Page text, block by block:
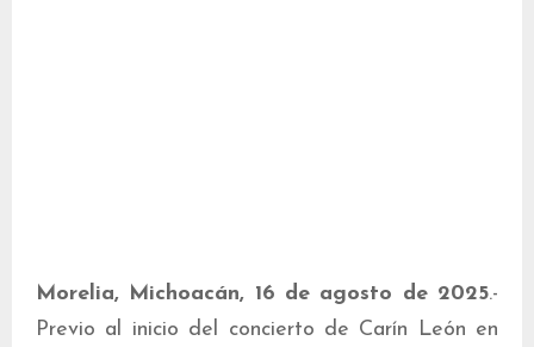
Morelia, Michoacán, 16 de agosto de 2025.-
Previo al inicio del concierto de Carín León en